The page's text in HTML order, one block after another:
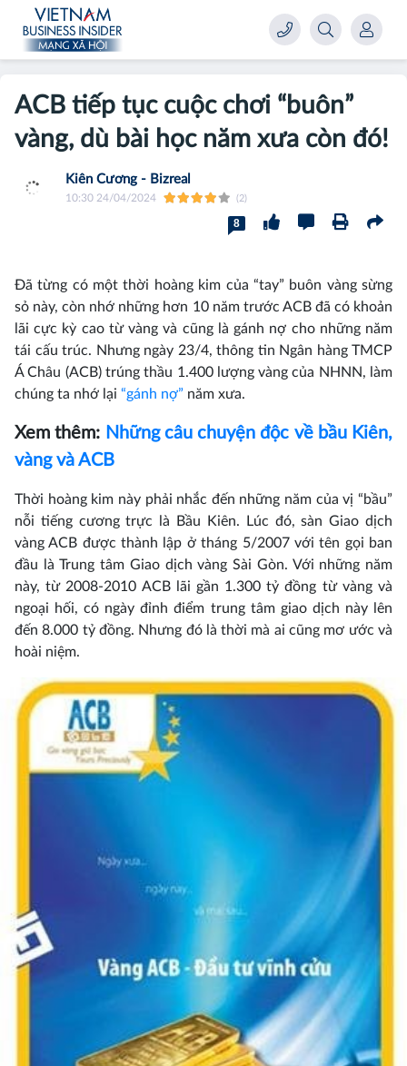
ACB tiếp tục cuộc chơi “buôn”
vàng, dù bài học năm xưa còn đó!
Kiên Cương - Bizreal
10:30 24/04/2024 (2)
8
Đã từng có một thời hoàng kim của “tay” buôn vàng sừng
sỏ này, còn nhớ những hơn 10 năm trước ACB đã có khoản
lãi cực kỳ cao từ vàng và cũng là gánh nợ cho những năm
tái cấu trúc. Nhưng ngày 23/4, thông tin Ngân hàng TMCP
Á Châu (ACB) trúng thầu 1.400 lượng vàng của NHNN, làm
chúng ta nhớ lại “gánh nợ” năm xưa.
Xem thêm: Những câu chuyện độc về bầu Kiên,
vàng và ACB
Thời hoàng kim này phải nhắc đến những năm của vị “bầu”
nỗi tiếng cương trực là Bầu Kiên. Lúc đó, sàn Giao dịch
vàng ACB được thành lập ở tháng 5/2007 với tên gọi ban
đầu là Trung tâm Giao dịch vàng Sài Gòn. Với những năm
này, từ 2008-2010 ACB lãi gần 1.300 tỷ đồng từ vàng và
ngoại hối, có ngày đỉnh điểm trung tâm giao dịch này lên
đến 8.000 tỷ đồng. Nhưng đó là thời mà ai cũng mơ ước và
hoài niệm.